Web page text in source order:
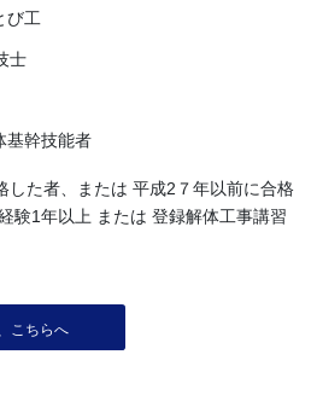
び工
士
基幹技能者
た者、または 平成2７年以前に合格
験1年以上 または 登録解体工事講習
こちらへ